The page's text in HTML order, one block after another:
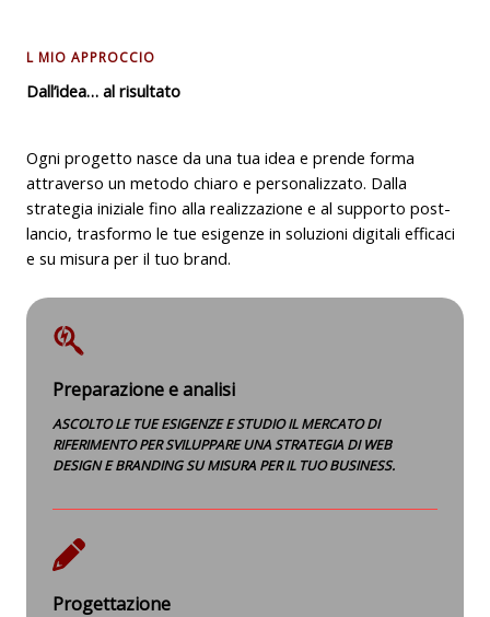
L MIO APPROCCIO
Dall’idea… al risultato
Ogni progetto nasce da una tua idea e prende forma
attraverso un metodo chiaro e personalizzato. Dalla
strategia iniziale fino alla realizzazione e al supporto post-
lancio, trasformo le tue esigenze in soluzioni digitali efficaci
e su misura per il tuo brand.
Preparazione e analisi
ASCOLTO LE TUE ESIGENZE E STUDIO IL MERCATO DI
RIFERIMENTO PER SVILUPPARE UNA STRATEGIA DI WEB
DESIGN E BRANDING SU MISURA PER IL TUO BUSINESS.
Progettazione